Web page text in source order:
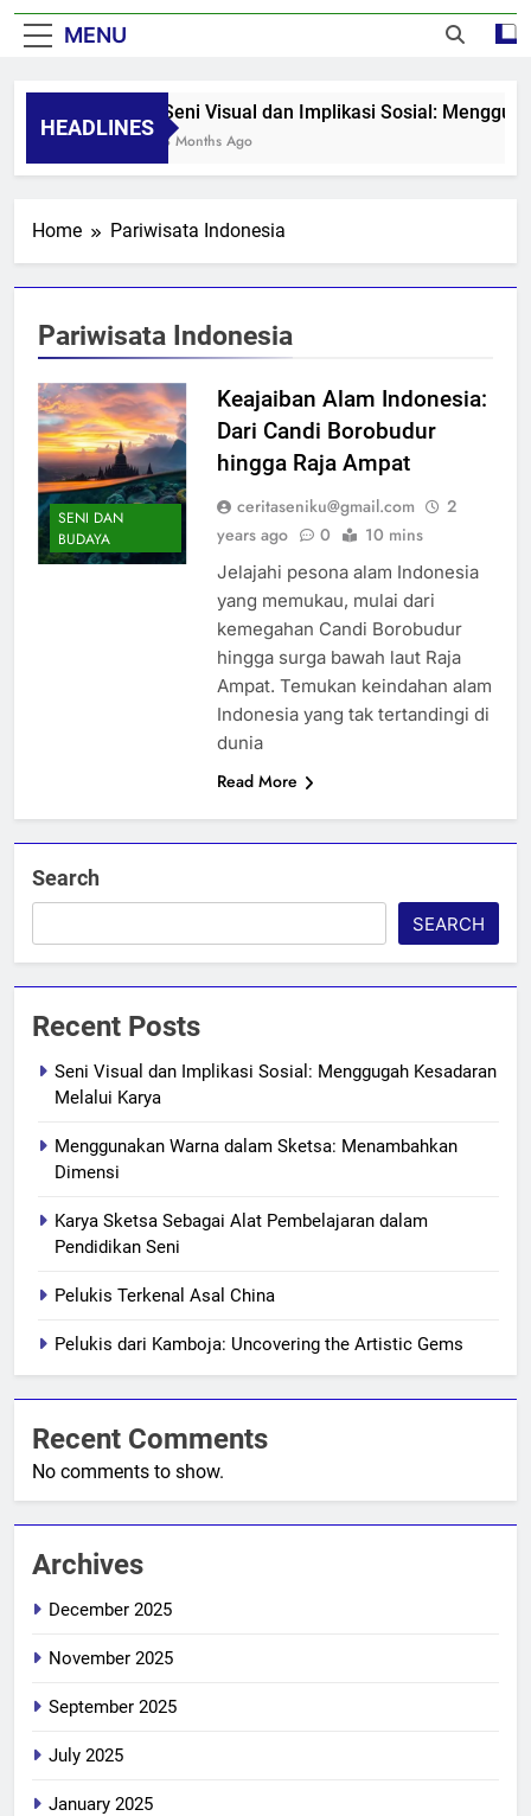
MENU
HEADLINES
Seni Visual dan Implikasi Sosial:
8 Months Ago
Home Pariwisata Indonesia
Pariwisata Indonesia
SENI DAN
BUDAYA
Keajaiban Alam Indonesia:
Dari Candi Borobudur
hingga Raja Ampat
ceritaseniku@gmail.com
2
years ago
0 10 mins
Jelajahi pesona alam Indonesia
yang memukau, mulai dari
kemegahan Candi Borobudur
hingga surga bawah laut Raja
Ampat. Temukan keindahan alam
Indonesia yang tak tertandingi di
dunia
Read More
Search
SEARCH
Recent Posts
Seni Visual dan Implikasi Sosial: Menggugah Kesadaran
Melalui Karya
Menggunakan Warna dalam Sketsa: Menambahkan
Dimensi
Karya Sketsa Sebagai Alat Pembelajaran dalam
Pendidikan Seni
Pelukis Terkenal Asal China
Pelukis dari Kamboja: Uncovering the Artistic Gems
Recent Comments
No comments to show.
Archives
December 2025
November 2025
September 2025
July 2025
January 2025